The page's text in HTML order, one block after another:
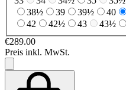
38½
39 39½ 40
42
42½ 43 43½
€289.00
Preis inkl. MwSt.